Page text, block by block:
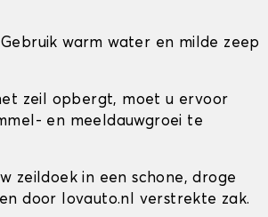
warm water en milde zeep
zeil opbergt, moet u ervoor
en meeldauwgroei te
zeildoek in een schone, droge
door lovauto.nl verstrekte zak.